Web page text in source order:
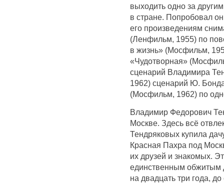
выходить одно за
в стране. Попробовал
его произведениям
(Ленфильм, 1955) по
в жизнь» (Мосфильм,
«Чудотворная»
сценарий Владимира
1962) сценарий Ю.
(Мосфильм, 1962) по
Владимир Федорович
Москве. Здесь всё
Тендряковых купила
Красная Пахра под
их друзей и знакомых.
единственным
на двадцать три года,